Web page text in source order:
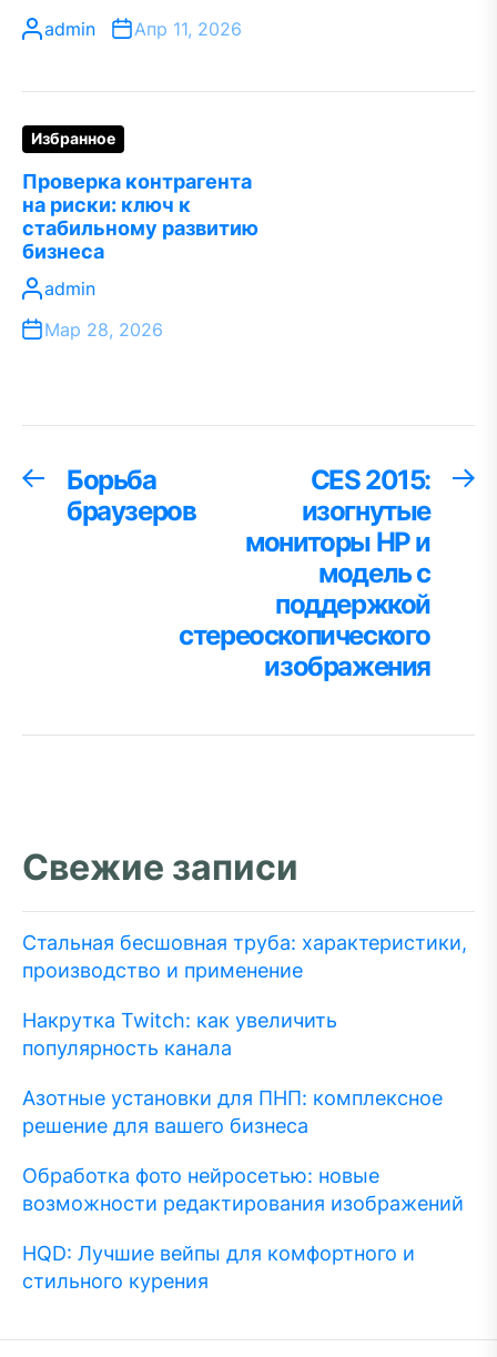
admin Апр 11, 2026
Избранное
Проверка контрагента
на риски: ключ к
стабильному развитию
бизнеса
admin
Мар 28, 2026
Навигация
Предыдущая
запись:
Борьба
браузеров
CES 2015:
изогнутые
мониторы HP и
модель с
поддержкой
стереоскопического
изображения
Свежие записи
Стальная бесшовная труба: характеристики,
производство и применение
Накрутка Twitch: как увеличить
популярность канала
Азотные установки для ПНП: комплексное
решение для вашего бизнеса
Обработка фото нейросетью: новые
возможности редактирования изображений
HQD: Лучшие вейпы для комфортного и
стильного курения